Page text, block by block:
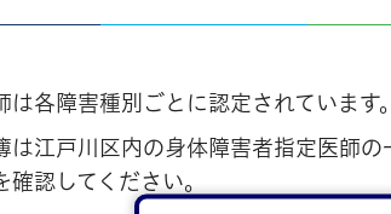
は各障害種別ごとに認定されています。
は江戸川区内の身体障害者指定医師
確認してください。